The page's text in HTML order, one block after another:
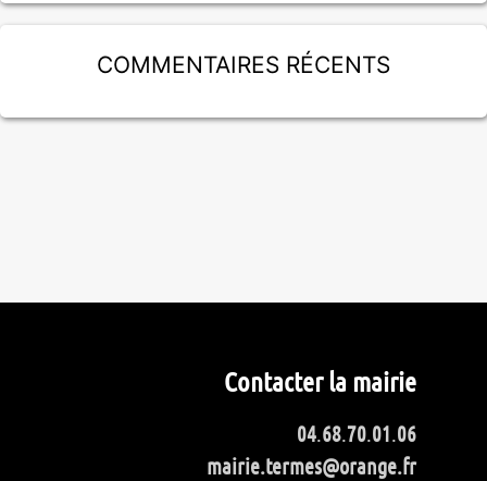
Commentaires récents
Contacter la mairie
04.68.70.01.06
mairie.termes@orange.fr